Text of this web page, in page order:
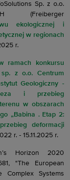
Sp. z o.o.
ekologicznej i
w regionach
r.
ramach konkursu
z o.o. Centrum
Geologiczny -
i przebieg
w obszarach
„Babina . Etap 2:
deformacji
r. - 15.11.2025 r.
Horizon 2020
"The European
Complex Systems